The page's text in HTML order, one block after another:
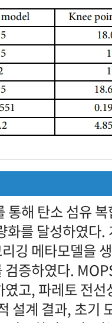
통해 탄소 섬유
화를 달성하였다.
깅 메타모델을
증하였다.
고, 파레토 전
설계 결과, 초기